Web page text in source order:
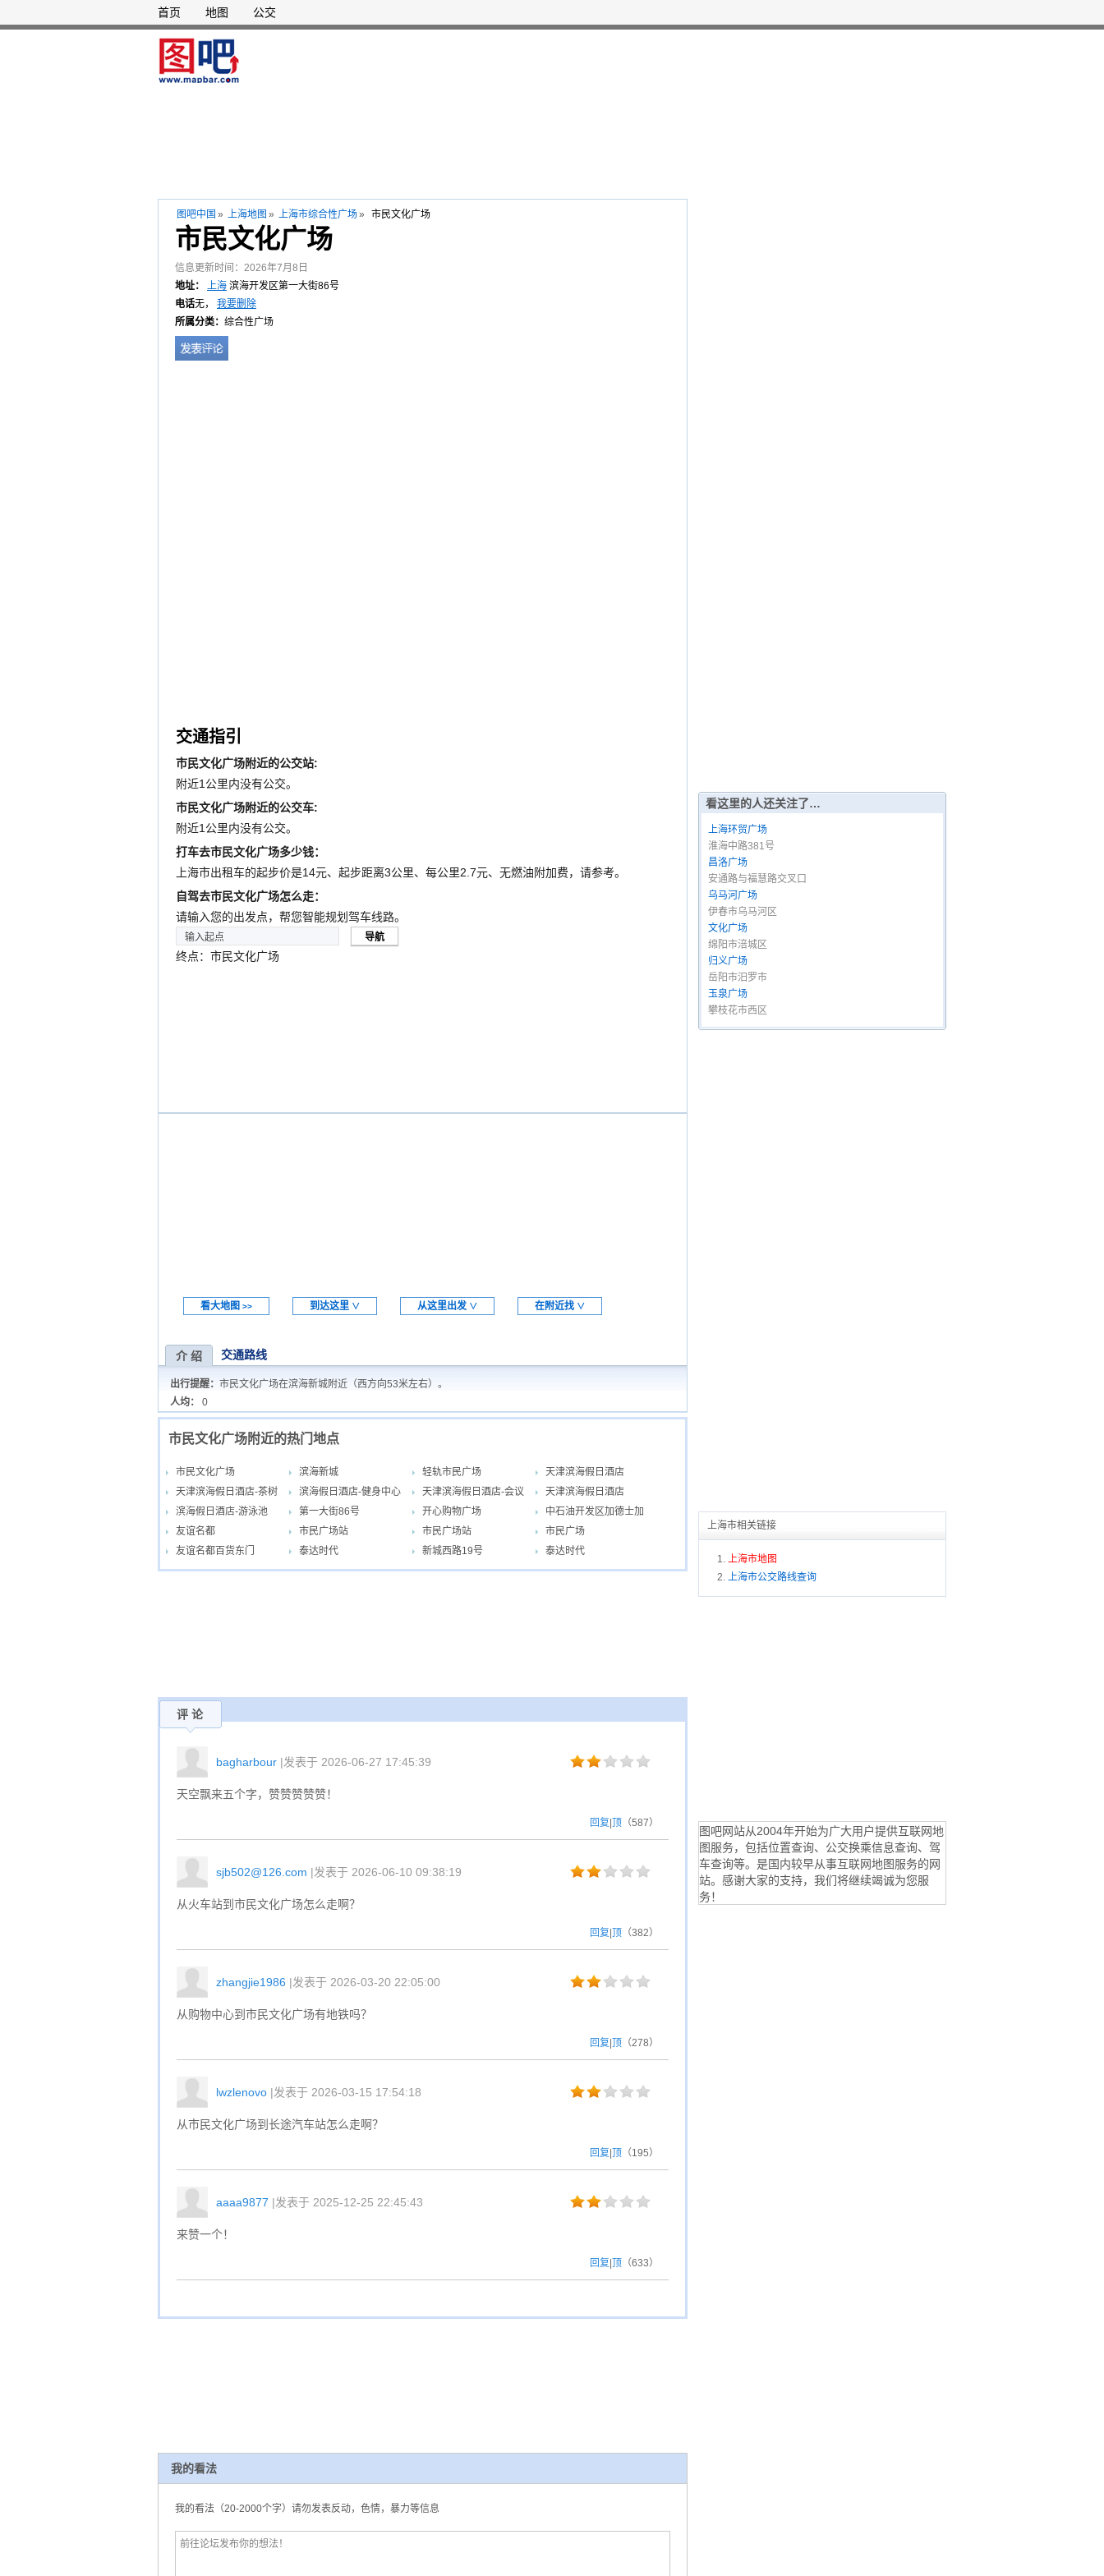
图吧中国 » 上海地图 » 上海市综合性广场» 市民文化广场
市民文化广场
信息更新时间：2026年7月8日
地址：
上海 滨海开发区第一大街86号
电话无， 我要删除
所属分类： 综合性广场
交通指引
市民文化广场附近的公交站:
附近1公里内没有公交。
市民文化广场附近的公交车:
附近1公里内没有公交。
打车去市民文化广场多少钱：
上海市出租车的起步价是14元、起步距离3公里、每公里2.7元、无燃油附加费，请参考。
自驾去市民文化广场怎么走：
请输入您的出发点，帮您智能规划驾车线路。
终点：市民文化广场
看大地图 >> 到达这里 ∨ 从这里出发 ∨ 在附近找 ∨
介 绍 交通路线
出行提醒： 市民文化广场在滨海新城附近（西方向53米左右）。
人均：
0
市民文化广场附近的热门地点
市民文化广场 滨海新城 轻轨市民广场
天津滨海假日酒店
天津滨海假日酒店-茶树
水疗
滨海假日酒店-健身中心
天津滨海假日酒店-会议
室
天津滨海假日酒店
滨海假日酒店-游泳池
第一大街86号 开心购物广场
中石油开发区加德士加
油站
友谊名都 市民广场站 市民广场站
市民广场
友谊名都百货东门
泰达时代 新城西路19号 泰达时代
评 论
bagharbour |发表于 2026-06-27 17:45:39
天空飘来五个字，赞赞赞赞赞！
回复 顶 （587）
sjb502@126.com |发表于 2026-06-10 09:38:19
从火车站到市民文化广场怎么走啊？
回复 顶 （382）
zhangjie1986 |发表于 2026-03-20 22:05:00
从购物中心到市民文化广场有地铁吗？
回复 顶 （278）
lwzlenovo |发表于 2026-03-15 17:54:18
从市民文化广场到长途汽车站怎么走啊？
回复 顶 （195）
aaaa9877 |发表于 2025-12-25 22:45:43
来赞一个！
回复 顶 （633）
我的看法
我的看法（20-2000个字）请勿发表反动，色情，暴力等信息
看这里的人还关注了…
上海环贸广场
淮海中路381号
昌洛广场
安通路与福慧路交叉口
乌马河广场
伊春市乌马河区
文化广场
绵阳市涪城区
归义广场
岳阳市汨罗市
玉泉广场
攀枝花市西区
上海市相关链接
上海市地图
上海市公交路线查询
图吧网站从2004年开始为广大用户提供互联网地
图服务，包括位置查询、公交换乘信息查询、驾
车查询等。是国内较早从事互联网地图服务的网
站。感谢大家的支持，我们将继续竭诚为您服
务！
首页 地图 公交